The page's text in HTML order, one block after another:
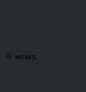
NEWS